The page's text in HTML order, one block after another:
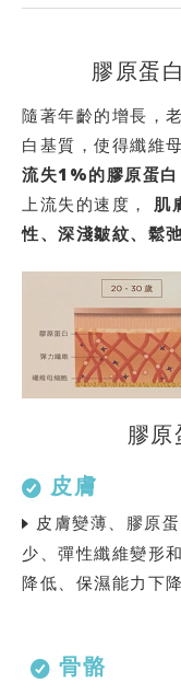
膠原蛋
隨著年齡的增⻑，
⽩基質，使得纖維
流失1%的膠原蛋⽩
上流失的速度， 肌
性、深淺皺紋、鬆
膠原
皮膚
⽪膚變薄、膠原
少、彈性纖維變形
降低、保濕能⼒下降
⾻骼